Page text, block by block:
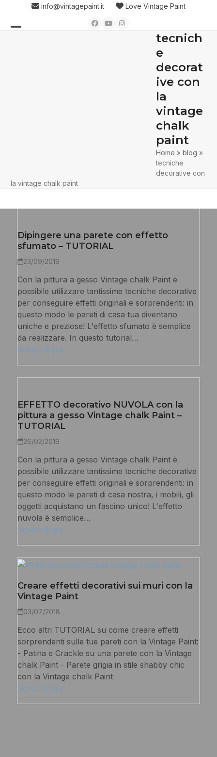
content
info@vintagepaint.it Love Vintage Paint
Facebook
YouTubeInstagram
tecnich
e
decorat
ive con
la
vintage
chalk
paint
Home »blog »
tecniche
decorative con
la vintage chalk paint
Dipingere una parete con effetto
sfumato – TUTORIAL
23/09/2019
Con la pittura a gesso Vintage chalk Paint è
possibile utilizzare tantissime tecniche decorative
per conseguire effetti originali e sorprendenti: in
questo modo le pareti di casa tua diventano
uniche e preziose! L'effetto sfumato è semplice
da realizzare. In questo tutorial…
Scopri di più
EFFETTO decorativo NUVOLA con la
pittura a gesso Vintage chalk Paint –
TUTORIAL
26/02/2019
Con la pittura a gesso Vintage chalk Paint è
possibile utilizzare tantissime tecniche decorative
per conseguire effetti originali e sorprendenti: in
questo modo le pareti di casa nostra, i mobili, gli
oggetti acquistano un fascino unico! L'effetto
nuvola è semplice…
Scopri di più
Creare effetti decorativi sui muri con la
Vintage Paint
03/07/2018
Ecco altri TUTORIAL su come creare effetti
sorprendenti sulle tue pareti con la Vintage Paint:
- Patina e Crackle su una parete con la Vintage
chalk Paint - Parete grigia in stile shabby chic
con la Vintage chalk Paint
Scopri di più